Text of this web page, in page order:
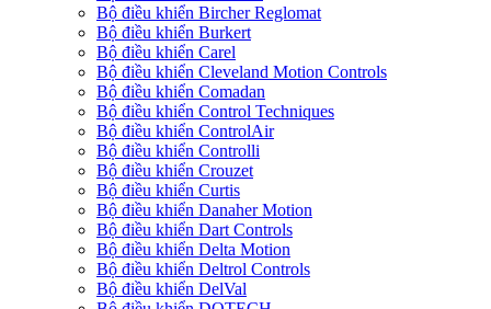
Bộ điều khiển Bircher Reglomat
Bộ điều khiển Burkert
Bộ điều khiển Carel
Bộ điều khiển Cleveland Motion Controls
Bộ điều khiển Comadan
Bộ điều khiển Control Techniques
Bộ điều khiển ControlAir
Bộ điều khiển Controlli
Bộ điều khiển Crouzet
Bộ điều khiển Curtis
Bộ điều khiển Danaher Motion
Bộ điều khiển Dart Controls
Bộ điều khiển Delta Motion
Bộ điều khiển Deltrol Controls
Bộ điều khiển DelVal